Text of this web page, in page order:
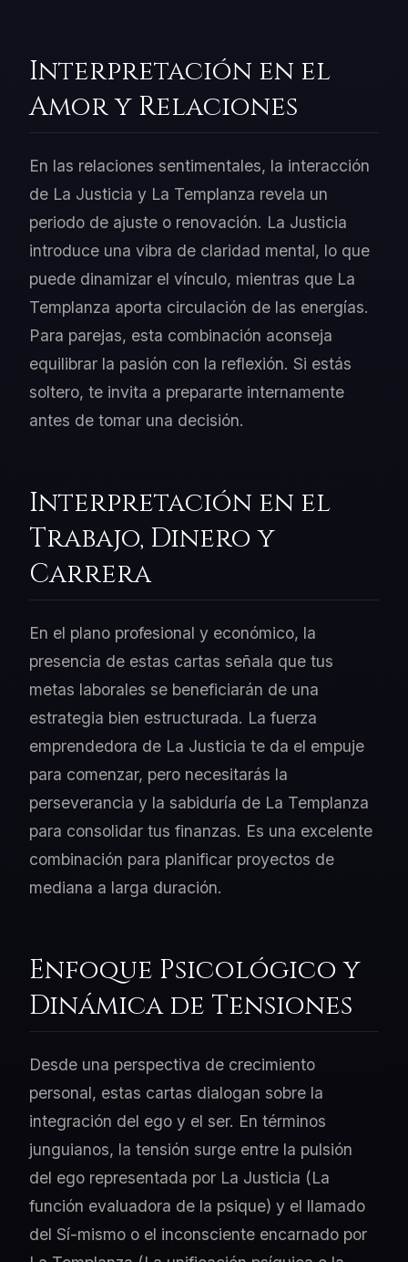
Interpretación en el
Amor y Relaciones
En las relaciones sentimentales, la interacción
de La Justicia y La Templanza revela un
periodo de ajuste o renovación. La Justicia
introduce una vibra de claridad mental, lo que
puede dinamizar el vínculo, mientras que La
Templanza aporta circulación de las energías.
Para parejas, esta combinación aconseja
equilibrar la pasión con la reflexión. Si estás
soltero, te invita a prepararte internamente
antes de tomar una decisión.
Interpretación en el
Trabajo, Dinero y
Carrera
En el plano profesional y económico, la
presencia de estas cartas señala que tus
metas laborales se beneficiarán de una
estrategia bien estructurada. La fuerza
emprendedora de La Justicia te da el empuje
para comenzar, pero necesitarás la
perseverancia y la sabiduría de La Templanza
para consolidar tus finanzas. Es una excelente
combinación para planificar proyectos de
mediana a larga duración.
Enfoque Psicológico y
Dinámica de Tensiones
Desde una perspectiva de crecimiento
personal, estas cartas dialogan sobre la
integración del ego y el ser. En términos
junguianos, la tensión surge entre la pulsión
del ego representada por La Justicia (La
función evaluadora de la psique) y el llamado
del Sí-mismo o el inconsciente encarnado por